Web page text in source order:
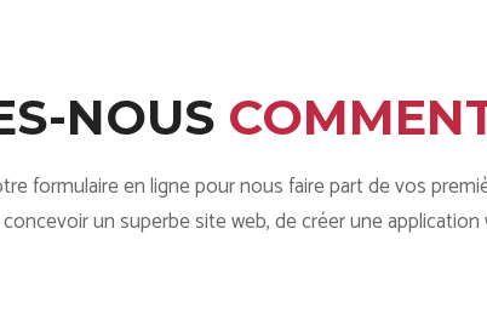
NOUS
formulaire en ligne pour nous faire part de vos
un superbe site web, de créer une